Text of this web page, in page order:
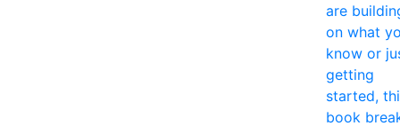
are
on what
know or
getting
started,
book